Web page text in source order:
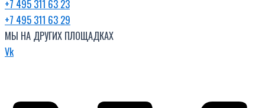
+7 495 311 63 23
+7 495 311 63 29
МЫ НА ДРУГИХ ПЛОЩАДКАХ
Vk